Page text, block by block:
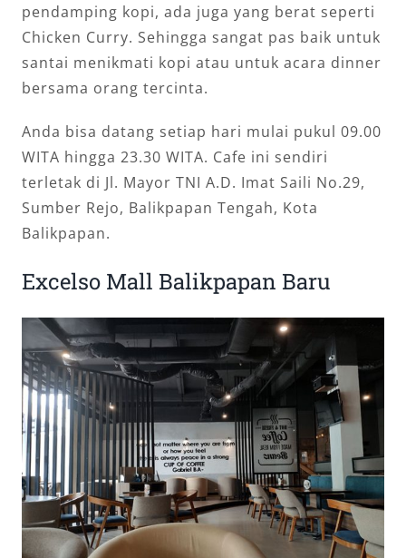
pendamping kopi, ada juga yang berat seperti
Chicken Curry. Sehingga sangat pas baik untuk
santai menikmati kopi atau untuk acara dinner
bersama orang tercinta.
Anda bisa datang setiap hari mulai pukul 09.00
WITA hingga 23.30 WITA. Cafe ini sendiri
terletak di Jl. Mayor TNI A.D. Imat Saili No.29,
Sumber Rejo, Balikpapan Tengah, Kota
Balikpapan.
Excelso Mall Balikpapan Baru